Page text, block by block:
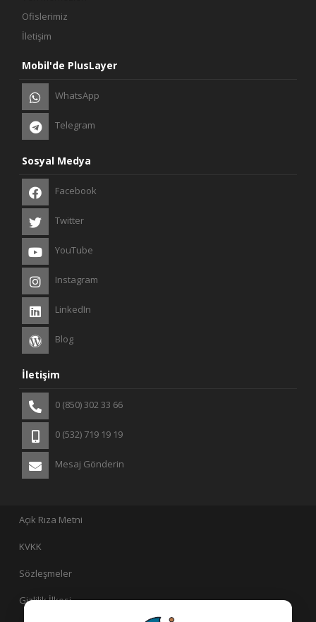
Ofislerimiz
İletişim
Mobil'de PlusLayer
WhatsApp
Telegram
Sosyal Medya
Facebook
Twitter
YouTube
Instagram
LinkedIn
Blog
İletişim
0 (850) 302 33 66
0 (532) 719 19 19
Mesaj Gönderin
Açık Rıza Metni
KVKK
Sözleşmeler
Gizlilik İlkesi